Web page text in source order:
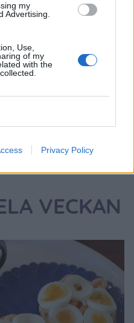
my
Advertising.
Use,
of my
with the
Privacy Policy
6 år sedan
<3
VECKAN